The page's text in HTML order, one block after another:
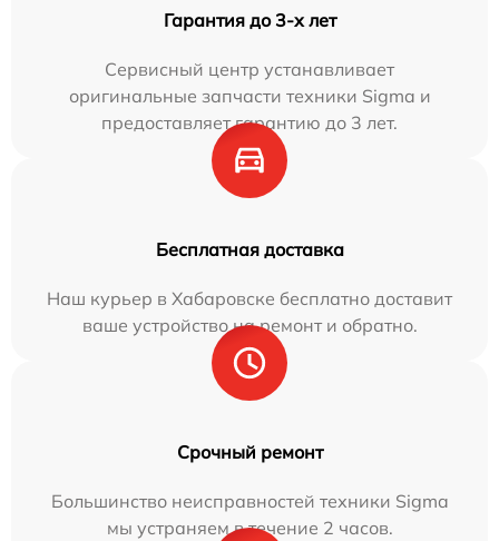
Гарантия до 3-х лет
Сервисный центр устанавливает
оригинальные запчасти техники Sigma и
предоставляет гарантию до 3 лет.
Бесплатная доставка
Наш курьер в Хабаровске бесплатно доставит
ваше устройство на ремонт и обратно.
Срочный ремонт
Большинство неисправностей техники Sigma
мы устраняем в течение 2 часов.